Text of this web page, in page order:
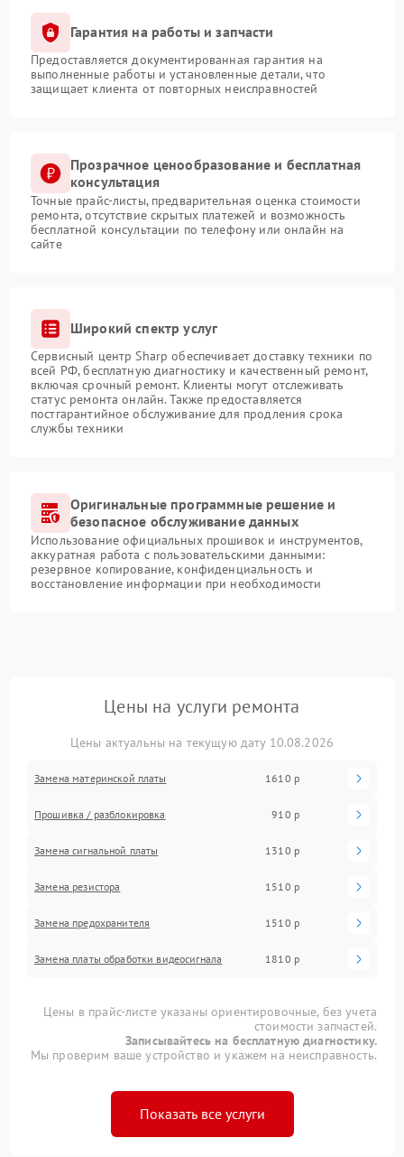
Гарантия на работы и запчасти
Предоставляется документированная гарантия на
выполненные работы и установленные детали, что
защищает клиента от повторных неисправностей
Прозрачное ценообразование и бесплатная
консультация
Точные прайс-листы, предварительная оценка стоимости
ремонта, отсутствие скрытых платежей и возможность
бесплатной консультации по телефону или онлайн на
сайте
Широкий спектр услуг
Сервисный центр Sharp обеспечивает доставку техники по
всей РФ, бесплатную диагностику и качественный ремонт,
включая срочный ремонт. Клиенты могут отслеживать
статус ремонта онлайн. Также предоставляется
постгарантийное обслуживание для продления срока
службы техники
Оригинальные программные решение и
безопасное обслуживание данных
Использование официальных прошивок и инструментов,
аккуратная работа с пользовательскими данными:
резервное копирование, конфиденциальность и
восстановление информации при необходимости
Цены на услуги ремонта
Цены актуальны на текущую дату 10.08.2026
Замена материнской платы 1610 р
Прошивка / разблокировка 910 р
Замена сигнальной платы 1310 р
Замена резистора 1510 р
Замена предохранителя 1510 р
Замена платы обработки видеосигнала 1810 р
Цены в прайс-листе указаны ориентировочные, без учета
стоимости запчастей.
Записывайтесь на бесплатную диагностику.
Мы проверим ваше устройство и укажем на неисправность.
Показать все услуги